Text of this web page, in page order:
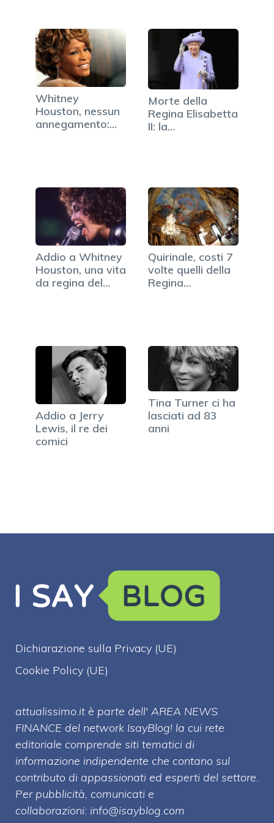
Whitney
Houston, nessun
annegamento:
Morte della
Regina Elisabetta
II: la
Addio a Whitney
Houston, una vita
da regina del
Quirinale, costi 7
volte quelli della
Regina
Addio a Jerry
Lewis, il re dei
comici
Tina Turner ci ha
lasciati ad 83
anni
Dichiarazione sulla Privacy (UE)
Cookie Policy (UE)
attualissimo.it è parte dell' AREA NEWS
FINANCE del network IsayBlog! la cui rete
editoriale comprende siti tematici di
informazione indipendente che contano sul
contributo di appassionati ed esperti del settore.
Per pubblicità, comunicati e
collaborazioni: info@isayblog.com